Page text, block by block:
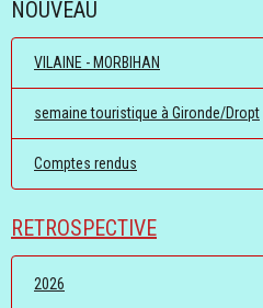
NOUVEAU
VILAINE - MORBIHAN
semaine touristique à Gironde/Dropt
Comptes rendus
RETROSPECTIVE
2026